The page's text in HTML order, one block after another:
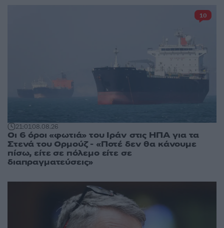
21:0108.08.26
Οι 6 όροι «φωτιά» του Ιράν στις ΗΠΑ για τα
Στενά του Ορμούζ - «Ποτέ δεν θα κάνουμε
πίσω, είτε σε πόλεμο είτε σε
διαπραγματεύσεις»
10